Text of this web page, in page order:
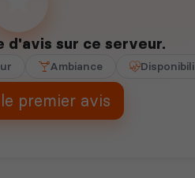
d'avis sur ce serveur.
Ambiance
premier avis